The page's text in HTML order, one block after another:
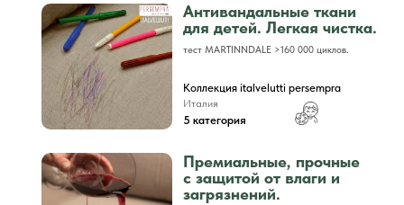
5 категория
Коллекция italvelutti persempra
Антивандальные ткани
для детей. Легкая чистка.
Премиальные, прочные
с защитой от влаги и
загрязнений.
тест MARTINNDALE >160 000 циклов.
Италия